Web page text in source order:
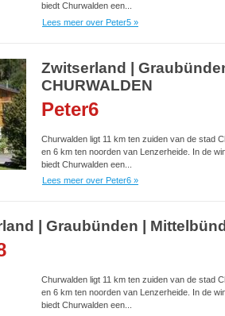
biedt Churwalden een...
Lees meer over Peter5 »
Zwitserland |
CHURWALDEN
Peter6
Churwalden ligt 11 km ten zuiden van de stad
en 6 km ten noorden van Lenzerheide. In de
biedt Churwalden een...
Lees meer over Peter6 »
| Graubünden |
Churwalden ligt 11 km ten zuiden van de stad
en 6 km ten noorden van Lenzerheide. In de
biedt Churwalden een...